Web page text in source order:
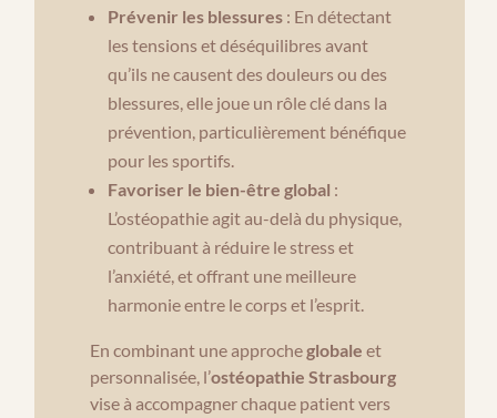
Prévenir les blessures: En détectant
les tensions et déséquilibres avant
qu’ils ne causent des douleurs ou des
blessures, elle joue un rôle clé dans la
prévention, particulièrement bénéfique
pour les sportifs.
Favoriser le bien-être global :
L’ostéopathie agit au-delà du physique,
contribuant à réduire le stress et
l’anxiété, et offrant une meilleure
harmonie entre le corps et l’esprit.
En combinant une approcheglobale et
personnalisée, l’ostéopathie Strasbourg
vise à accompagner chaque patient vers